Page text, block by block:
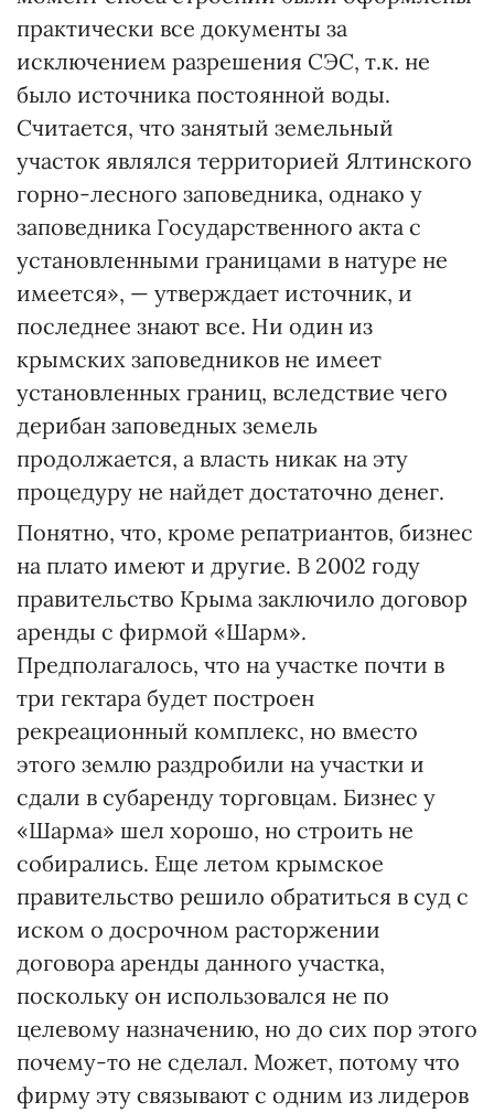
практически все документы за
исключением разрешения СЭС, т.к. не
было источника постоянной воды.
Считается, что занятый земельный
участок являлся территорией Ялтинского
горно-лесного заповедника, однако у
заповедника Государственного акта с
установленными границами в натуре не
имеется», — утверждает источник, и
последнее знают все. Ни один из
крымских заповедников не имеет
установленных границ, вследствие чего
дерибан заповедных земель
продолжается, а власть никак на эту
процедуру не найдет достаточно денег.
Понятно, что, кроме репатриантов, бизнес
на плато имеют и другие. В 2002 году
правительство Крыма заключило договор
аренды с фирмой «Шарм».
Предполагалось, что на участке почти в
три гектара будет построен
рекреационный комплекс, но вместо
этого землю раздробили на участки и
сдали в субаренду торговцам. Бизнес у
«Шарма» шел хорошо, но строить не
собирались. Еще летом крымское
правительство решило обратиться в суд с
иском о досрочном расторжении
договора аренды данного участка,
поскольку он использовался не по
целевому назначению, но до сих пор этого
почему-то не сделал. Может, потому что
фирму эту связывают с одним из лидеров